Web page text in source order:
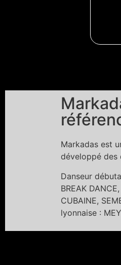
Markadas est
développé des
Danseur
BREAK
CUBAINE,
lyonnaise :